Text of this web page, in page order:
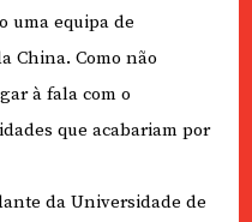
uma equipa de
China. Como não
à fala com o
que acabariam por
da Universidade de